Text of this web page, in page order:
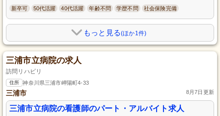
新卒可 50代活躍 40代活躍 年齢不問 学歴不問 社会保険完備
もっと見る(ほか1件)
三浦市立病院の求人
訪問リハビリ
住所 神奈川県三浦市岬陽町4-33
三浦市 8月7日更新
三浦市立病院の看護師のパート・アルバイト求人